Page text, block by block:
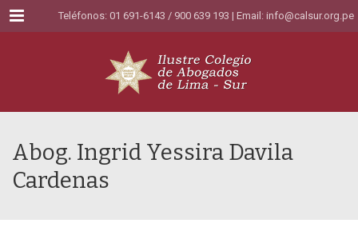
Menu Teléfonos: 01 691-6143 / 900 639 193 | Email: info@calsur.org.pe
Abog. Ingrid Yessira Davila
Cardenas